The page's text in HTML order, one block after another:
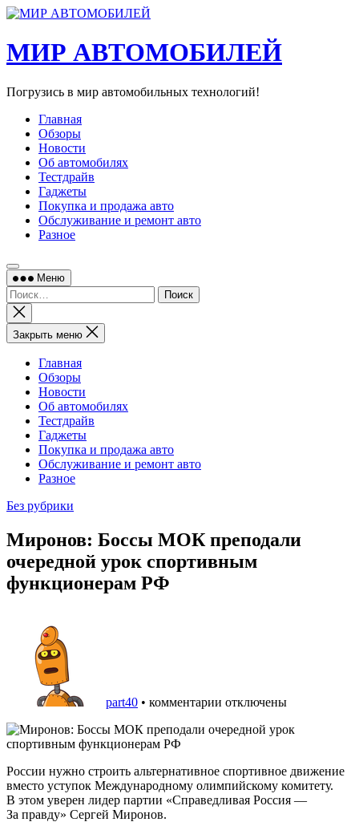
Перейти
содержимому
МИР АВТОМОБИЛЕЙ
Погрузись в мир автомобильных технологий!
Главная
Обзоры
Новости
Об автомобилях
Тестдрайв
Гаджеты
Покупка и продажа авто
Обслуживание и ремонт авто
Разное
Меню
Найти:
Закрыть
поиск
Закрыть меню
Главная
Обзоры
Новости
Об автомобилях
Тестдрайв
Гаджеты
Покупка и продажа авто
Обслуживание и ремонт авто
Разное
Без рубрики
Миронов: Боссы МОК преподали
очередной урок спортивным
функционерам РФ
part40 • комментарии отключены
России нужно строить альтернативное спортивное движение
вместо уступок Международному олимпийскому комитету.
В этом уверен лидер партии «Справедливая Россия —
За правду» Сергей Миронов.